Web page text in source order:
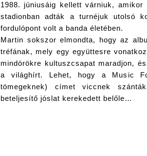
1988. júniusáig kellett várniuk,
stadionban adták a turnéjuk utolsó
fordulópont volt a banda életében.
Martin sokszor elmondta, hogy az
tréfának, mely egy együttesre
mindörökre kultuszcsapat maradjon,
a világhírt. Lehet, hogy a Music
tömegeknek) címet viccnek
beteljesítő jóslat kerekedett belőle…